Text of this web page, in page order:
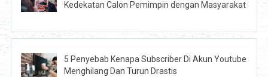
Kedekatan Calon Pemimpin dengan Masyarakat
5 Penyebab Kenapa Subscriber Di Akun Youtube
Menghilang Dan Turun Drastis